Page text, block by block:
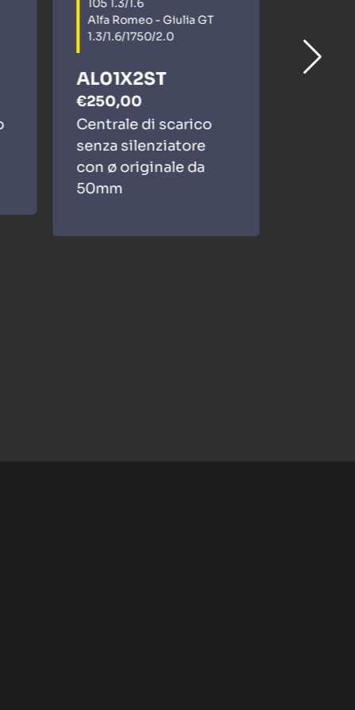
105 1.3/1.6
Alfa Romeo - Giulia GT
1.3/1.6/1750/2.0
AL01X2ST
€250,00
Centrale di scarico
senza silenziatore
con ø originale da
50mm